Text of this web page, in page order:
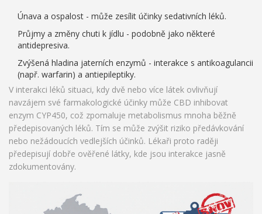
Únava a ospalost - může zesílit účinky sedativních léků.
Průjmy a změny chuti k jídlu - podobně jako některé
antidepresiva.
Zvýšená hladina jaterních enzymů - interakce s antikoagulancii
(např. warfarin) a antiepileptiky.
V interakci léků situaci, kdy dvě nebo více látek ovlivňují
navzájem své farmakologické účinky může CBD inhibovat
enzym CYP450, což zpomaluje metabolismus mnoha běžně
předepisovaných léků. Tím se může zvýšit riziko předávkování
nebo nežádoucích vedlejších účinků. Lékaři proto raději
předepisují dobře ověřené látky, kde jsou interakce jasně
zdokumentovány.